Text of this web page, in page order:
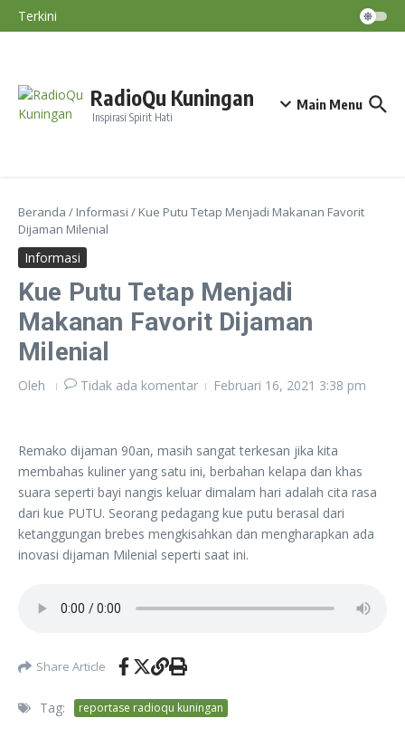
Lewati ke konten
Terkini
Masuki Puncak Musim Kemarau
RadioQu Kuningan
Inspirasi Spirit Hati
Main Menu
Beranda / Informasi / Kue Putu Tetap Menjadi Makanan Favorit
Dijaman Milenial
Informasi
Kue Putu Tetap Menjadi
Makanan Favorit Dijaman
Milenial
Oleh Tidak ada komentar Februari 16, 2021 3:38 pm
Remako dijaman 90an, masih sangat terkesan jika kita
membahas kuliner yang satu ini, berbahan kelapa dan khas
suara seperti bayi nangis keluar dimalam hari adalah cita rasa
dari kue PUTU. Seorang pedagang kue putu berasal dari
ketanggungan brebes mengkisahkan dan mengharapkan ada
inovasi dijaman Milenial seperti saat ini.
Share Article
Tag: reportase radioqu kuningan